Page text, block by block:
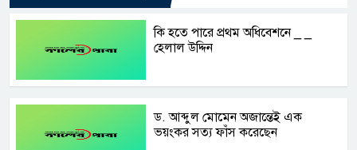
‌কি হ‌তে পা‌রে প্রথম অ‌ধি‌বেশ‌নে _ _
হেলাল উদ্দিন
ড. আব্দুল মোমেন অজান্তেই এক
ভয়ংকর সত্য ফাঁস করেছেন